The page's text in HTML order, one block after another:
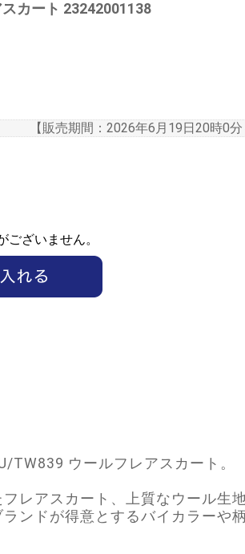
カート 23242001138
【販売期間： 2026年6月19日20時0分
ざいません。
TW839 ウールフレアスカート。
レアスカート、上質なウール生
ンドが得意とするバイカラーや